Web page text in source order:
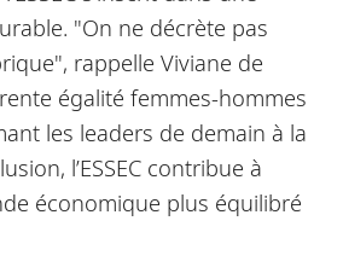
"On ne décrète pas
rappelle Viviane de
égalité femmes-hommes
les leaders de demain à la
l’ESSEC contribue à
économique plus équilibré